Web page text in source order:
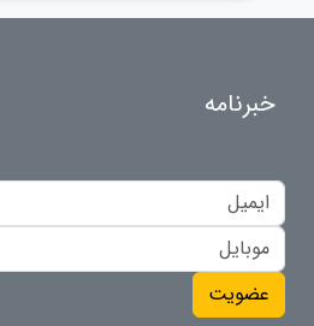
خبرنامه
عضویت